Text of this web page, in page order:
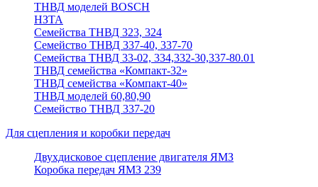
ТНВД моделей BOSCH
НЗТА
Семейства ТНВД 323, 324
Семейство ТНВД 337-40, 337-70
Семейства ТНВД 33-02, 334,332-30,337-80.01
ТНВД семейства «Компакт-32»
ТНВД семейства «Компакт-40»
ТНВД моделей 60,80,90
Семейство ТНВД 337-20
Для сцепления и коробки передач
Двухдисковое сцепление двигателя ЯМЗ
Коробка передач ЯМЗ 239